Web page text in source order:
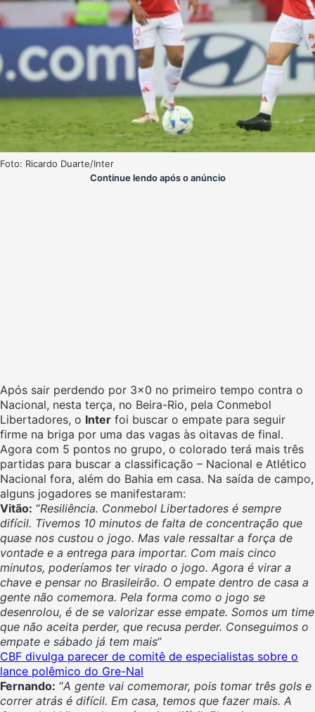
Foto: Ricardo Duarte/Inter
Continue lendo após o anúncio
Após sair perdendo por 3×0 no primeiro tempo contra o
Nacional, nesta terça, no Beira-Rio, pela Conmebol
Libertadores, o Inter foi buscar o empate para seguir
firme na briga por uma das vagas às oitavas de final.
Agora com 5 pontos no grupo, o colorado terá mais três
partidas para buscar a classificação – Nacional e Atlético
Nacional fora, além do Bahia em casa. Na saída de campo,
alguns jogadores se manifestaram:
Vitão: “Resiliência. Conmebol Libertadores é sempre
difícil. Tivemos 10 minutos de falta de concentração que
quase nos custou o jogo. Mas vale ressaltar a força de
vontade e a entrega para importar. Com mais cinco
minutos, poderíamos ter virado o jogo. Agora é virar a
chave e pensar no Brasileirão. O empate dentro de casa a
gente não comemora. Pela forma como o jogo se
desenrolou, é de se valorizar esse empate. Somos um time
que não aceita perder, que recusa perder. Conseguimos o
empate e sábado já tem mais”
CBF divulga parecer de comitê de especialistas sobre o
lance polêmico do Gre-Nal
Fernando: “A gente vai comemorar, pois tomar três gols e
correr atrás é difícil. Em casa, temos que fazer mais. A